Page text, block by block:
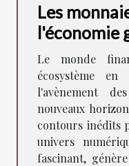
Les
l'économie
tendances
Le monde
écosystème en
l'avènement
nouveaux
contours inédits
univers
fascinant,